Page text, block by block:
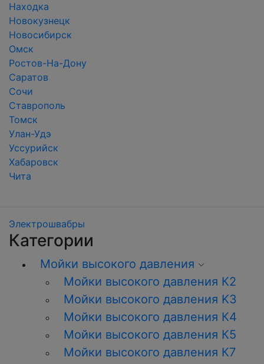
Находка
Новокузнецк
Новосибирск
Омск
Ростов-На-Дону
Саратов
Сочи
Ставрополь
Томск
Улан-Удэ
Уссурийск
Хабаровск
Чита
Электрошвабры
Категории
Мойки высокого давления
Мойки высокого давления К2
Мойки высокого давления K3
Мойки высокого давления К4
Мойки высокого давления К5
Мойки высокого давления К7